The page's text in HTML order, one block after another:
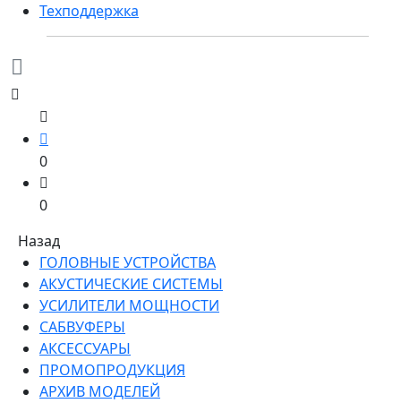
Техподдержка
0
0
Назад
ГОЛОВНЫЕ УСТРОЙСТВА
АКУСТИЧЕСКИЕ СИСТЕМЫ
УСИЛИТЕЛИ МОЩНОСТИ
САБВУФЕРЫ
АКСЕССУАРЫ
ПРОМОПРОДУКЦИЯ
АРХИВ МОДЕЛЕЙ